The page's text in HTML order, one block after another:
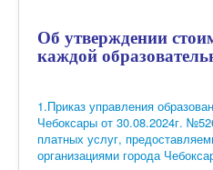
Об утверждении
каждой
1.Приказ управления
Чебоксары от 30.08.2024г.
платных услуг,
организациями города